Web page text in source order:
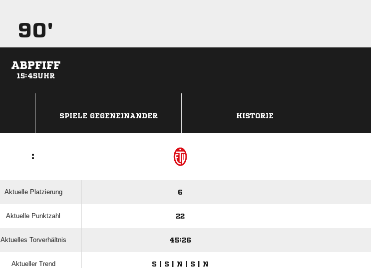
90'
ABPFIFF
15:45UHR
SPIELE GEGENEINANDER HISTORIE
:
Aktuelle Platzierung 6
Aktuelle Punktzahl 22
Aktuelles Torverhältnis 45:26
Aktueller Trend S | S | N | S | N